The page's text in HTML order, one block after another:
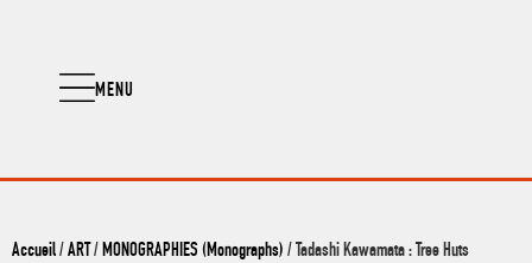
MENU
Accueil/ ART / MONOGRAPHIES (Monographs) / Tadashi Kawamata : Tree Huts